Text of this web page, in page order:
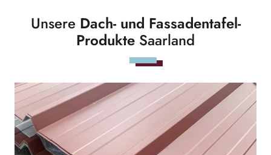
Unsere Dach- und Fassadentafel-
Produkte Saarland